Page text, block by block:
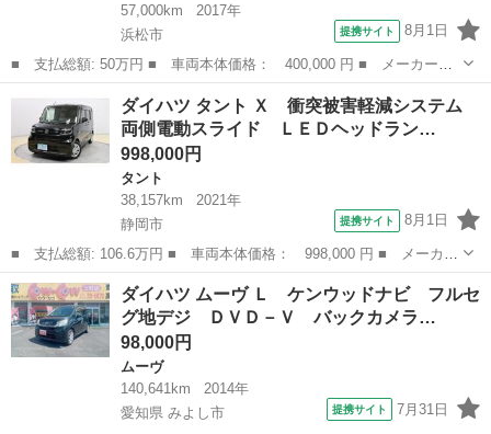
57,000km
2017年
浜松市
提携サイト 8月1日
■ 支払総額: 50万円 ■ 車両本体価格： 400,000 円 ■ メーカー
名： ダイハツ ■ 車種名： タント ■ グレード名： Ｘ ＳＡＩ
ＩＩ ★左側電動スライドドア ナビＴＶ Ｂｌｕｅｔｏｏｔｈ バ
ックカメラ シー...
タント
ダイハツ タント Ｘ 衝突被害軽減システム
両側電動スライド ＬＥＤヘッドラン…
998,000円
タント
38,157km
2021年
静岡市
提携サイト 8月1日
■ 支払総額: 106.6万円 ■ 車両本体価格： 998,000 円 ■ メーカー
名： ダイハツ ■ 車種名： タント ■ グレード名： Ｘ 衝突被
害軽減システム 両側電動スライド ＬＥＤヘッドランプ メモリー
ナビ バッ...
静岡 静岡市 タント
ダイハツ ムーヴ Ｌ ケンウッドナビ フルセ
グ地デジ ＤＶＤ－Ｖ バックカメラ…
98,000円
ムーヴ
140,641km
2014年
愛知県 みよし市
提携サイト 7月31日